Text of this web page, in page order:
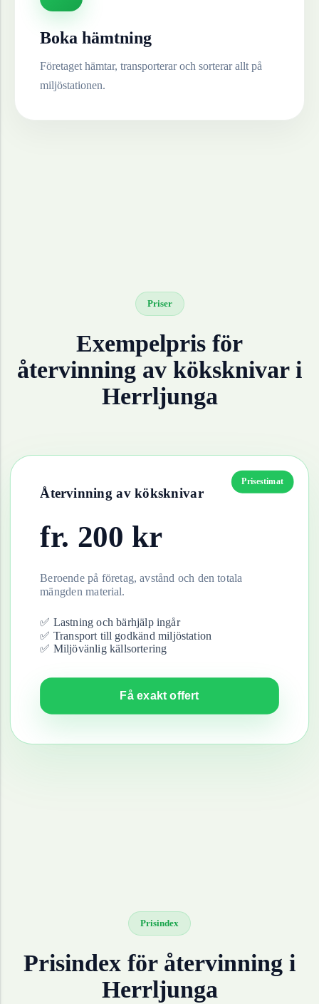
Boka hämtning
Företaget hämtar, transporterar och sorterar allt på
miljöstationen.
Priser
Exempelpris för
återvinning av köksknivari
Herrljunga
Prisestimat
Återvinning av köksknivar
fr. 200 kr
Beroende på företag, avstånd och den totala
mängden material.
✅ Lastning och bärhjälp ingår
✅ Transport till godkänd miljöstation
✅ Miljövänlig källsortering
Få exakt offert
Prisindex
Prisindex för återvinning i
Herrljunga